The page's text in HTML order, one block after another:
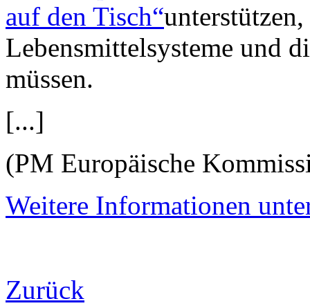
auf den Tisch“
Lebensmittelsysteme und
müssen.
[...]
(PM Europäische
Weitere Informationen
Zurück